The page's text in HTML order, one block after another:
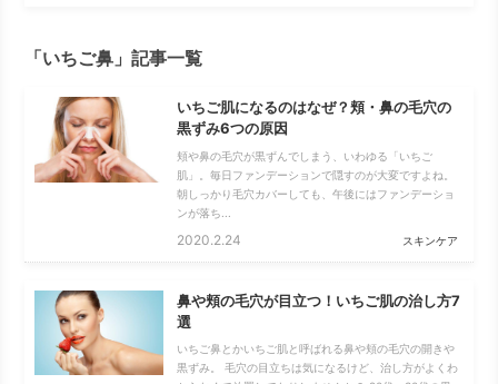
「いちご鼻」記事一覧
いちご肌になるのはなぜ？頬・鼻の毛穴の
黒ずみ6つの原因
頬や鼻の毛穴が黒ずんでしまう、いわゆる「いちご
肌」。毎日ファンデーションで隠すのが大変ですよね。
朝しっかり毛穴カバーしても、午後にはファンデーショ
ンが落ち...
2020.2.24 スキンケア
鼻や頬の毛穴が目立つ！いちご肌の治し方7
選
いちご鼻とかいちご肌と呼ばれる鼻や頬の毛穴の開きや
黒ずみ。 毛穴の目立ちは気になるけど、治し方がよくわ